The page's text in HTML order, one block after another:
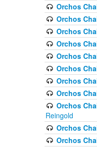
Orchos
Orchos
Orchos
Orchos
Orchos
Orchos
Orchos
Orchos
Orchos
Reingold
Orchos
Orchos